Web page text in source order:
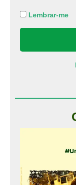
Lembrar-me